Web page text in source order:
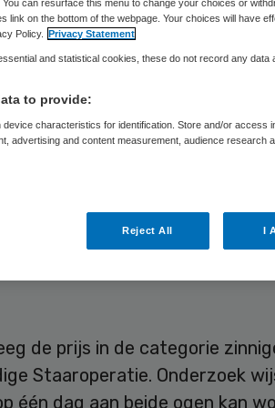
VGZ
juni 2023,10:55
ziekenhuizen Maastricht
Award. Dat levert de
winnende initiatief verder uit
de prijs in de categorie
Staaroperatie. Onderzoek
één dag aan beide ogen kan
can resurface this menu to change your choices or
link on the bottom of the webpage. Your choices will have
Policy. Privacy Statement
and statistical cookies, these do not record any data
to provide:
characteristics for identification. Store and/or access
advertising and content measurement, audience research
Reject All I